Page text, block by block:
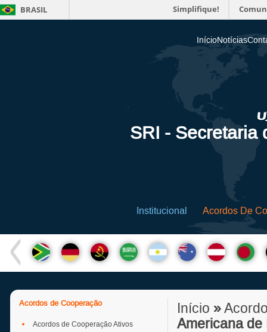
BRASIL Simplifique!
InícioNotícias
SRI - Secretaria
Institucional Acordos De
Acordos de Cooperação
Acordos de Cooperação Ativos
Início »
Americana de